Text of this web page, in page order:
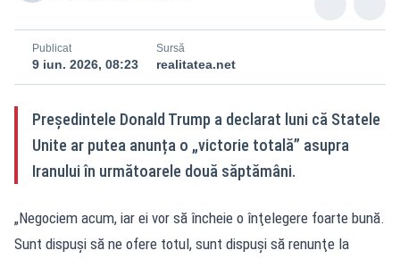
Publicat
9 iun. 2026, 08:23
Sursă
realitatea.net
Președintele Donald Trump a declarat luni că Statele
Unite ar putea anunța o „victorie totală” asupra
Iranului în următoarele două săptămâni.
„Negociem acum, iar ei vor să încheie o înţelegere foarte bună.
Sunt dispuşi să ne ofere totul, sunt dispuşi să renunţe la